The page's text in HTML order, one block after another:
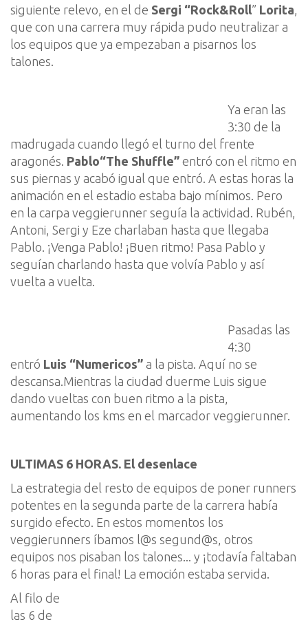
siguiente relevo, en el de Sergi “Rock&Roll” Lorita
que con una carrera muy rápida pudo neutralizar a
los equipos que ya empezaban a pisarnos los
talones
Ya eran las
3:30 de la
madrugada cuando llegó el turno del frente
aragonés. Pablo“The Shuffle” entró con el ritmo en
sus piernas y acabó igual que entró . A estas horas la
animación en el estadio estaba bajo mínimos. Pero
en la carpa veggierunner seguía la actividad. Rubén,
Antoni, Sergi y Eze charlaban hasta que llegaba
Pablo. ¡Venga Pablo! ¡Buen ritmo! Pasa Pablo y
seguían charlando hasta que volvía Pablo y así
vuelta a vuelta.
Pasadas las
4:30
entró Luis “Numericos” a la pista. Aquí no se
descansa. Mientras la ciudad duerme Luis sigue
dando vueltas con buen ritmo a la pista,
aumentando los kms en el marcador veggierunner.
ULTIMAS 6 HORAS. El desenlace
La estrategia del resto de equipos de poner runners
potentes en la segunda parte de la carrera había
surgido efecto. En estos momentos los
veggierunners íbamos l@s segund@s , otros
equipos nos pisaban los talones ... y ¡todavía faltaban
6 horas para el final! La emoción estaba servida.
Al filo de
las 6 de